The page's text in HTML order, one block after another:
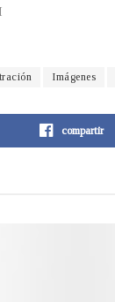
Imágenes
compartir